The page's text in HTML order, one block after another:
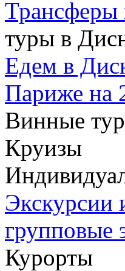
Трансферы
туры в
Едем в
Париже на
Винные
Круизы
Экскурсии
групповые
Курорты